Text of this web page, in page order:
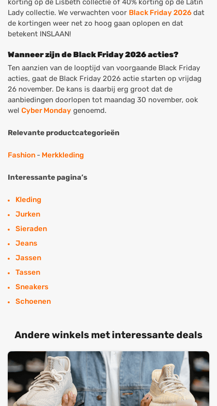
korting op de Lisbeth collectie of 40% korting op de Latin
Lady collectie. We verwachten voor Black Friday 2026 dat
de kortingen weer net zo hoog gaan oplopen en dat
betekent INSLAAN!
Wanneer zijn de Black Friday 2026 acties?
Ten aanzien van de looptijd van voorgaande Black Friday
acties, gaat de Black Friday 2026 actie starten op vrijdag
26 november. De kans is daarbij erg groot dat de
aanbiedingen doorlopen tot maandag 30 november, ook
wel Cyber Monday genoemd.
Relevante productcategorieën
Fashion - Merkkleding
Interessante pagina’s
Kleding
Jurken
Sieraden
Jeans
Jassen
Tassen
Sneakers
Schoenen
Andere winkels met interessante deals